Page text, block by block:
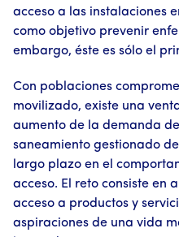
acceso a las instalaciones
como objetivo prevenir
embargo, éste es sólo el
Con poblaciones
movilizado, existe una
aumento de la demanda
saneamiento gestionado
largo plazo en el
acceso. El reto consiste en
acceso a productos y
aspiraciones de una vida